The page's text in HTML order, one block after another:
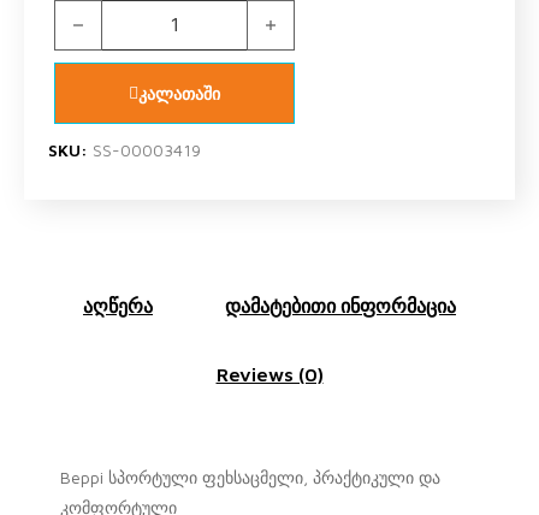
Beppi 2200531 ფეხსაცმელი სპორტული ვარდისფერი,
კალათაში
SKU: SS-00003419
აღწერა დამატებითი ინფორმაცია
Reviews (0)
Beppi სპორტული ფეხსაცმელი, პრაქტიკული და
კომფორტული